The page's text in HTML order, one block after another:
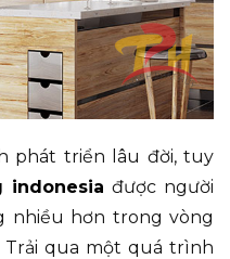
phát triển lâu đời, tuy
indonesia được người
nhiều hơn trong vòng
Trải qua một quá trình